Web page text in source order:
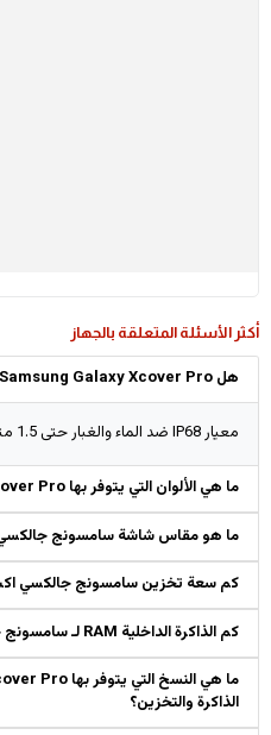
أكثر الأسئلة المتعلقة بالجهاز
هل Samsung Galaxy Xcover Pro مقاوم للماء والغبار؟
معيار IP68 ضد الماء والغبار حتى 1.5 متر لـ 35 دقيقة
ما هي الألوان التي يتوفر بها Samsung Galaxy Xcover Pro؟
ما هو مقاس شاشة سامسونج
كم سعة تخزين سامسونج جالكسي
كم الذاكرة الداخلية RAM لـ سامسونج جالكسي اكس كوفر برو؟
الذاكرة والتخزين؟